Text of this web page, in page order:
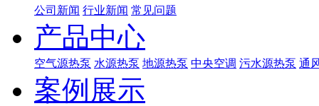
公司新闻 行业新闻 常见问题
产品中心
空气源热泵 水源热泵 地源热泵 中央空调 污水源热泵 通
案例展示